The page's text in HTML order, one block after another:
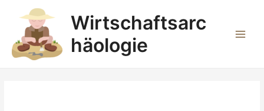
Inhalt
springen
Wirtschaftsarc
häologie